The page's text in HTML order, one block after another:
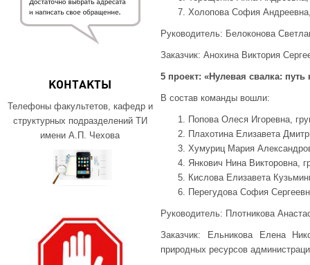
КОНТАКТЫ
Телефоны факультетов, кафедр и
структурных подразделений ТИ
имени А.П. Чехова
Холопова София
Руководитель: Белоконова
Заказчик: Анохина Виктория
5 проект: «Нулевая свалка: путь
В состав команды вошли:
Попова Олеся Игоревна,
Плахотина Елизавета
Хумуриц Мария
Янкович Нина Викторовна,
Кислова Елизавета
Перегудова София
Руководитель: Плотникова
Заказчик: Ельникова Елена
природных ресурсов